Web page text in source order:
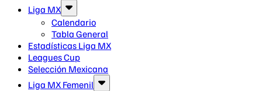
Liga MX
Calendario
Tabla General
Estadísticas Liga MX
Leagues Cup
Selección Mexicana
Liga MX Femenil